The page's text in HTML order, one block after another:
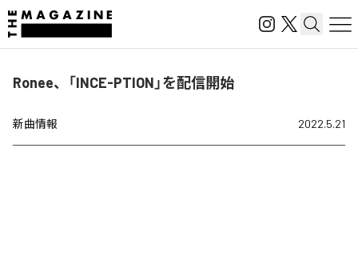
Ronee、「INCE-PTION」を配信開始
新曲情報 2022.5.21